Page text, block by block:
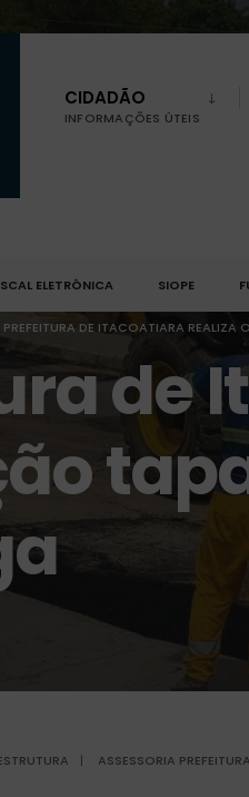
CIDADÃO
INFORMAÇÕES ÚTEIS
ELETRÔNICA SIOPE
PREFEITURA DE ITACOATIARA
de
| ASSESSORIA